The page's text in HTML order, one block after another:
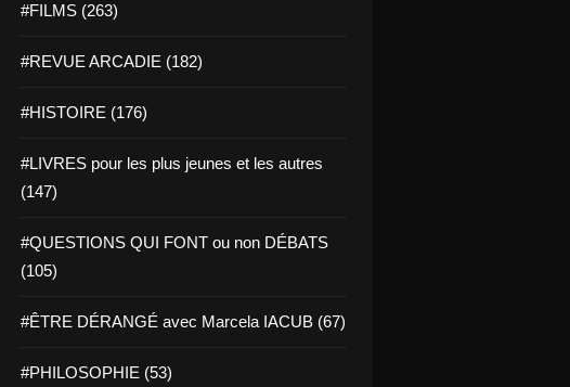
#FILMS (263)
#REVUE ARCADIE (182)
#HISTOIRE (176)
#LIVRES pour les plus jeunes et les autres
(147)
#QUESTIONS QUI FONT ou non DÉBATS
(105)
#ÊTRE DÉRANGÉ avec Marcela IACUB (67)
#PHILOSOPHIE (53)